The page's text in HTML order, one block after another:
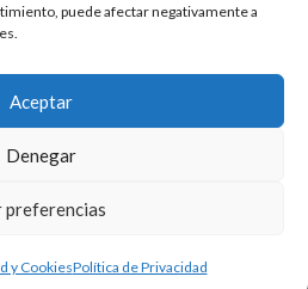
puede afectar negativamente a
Aceptar
Denegar
preferencias
y CookiesPolítica de Privacidad